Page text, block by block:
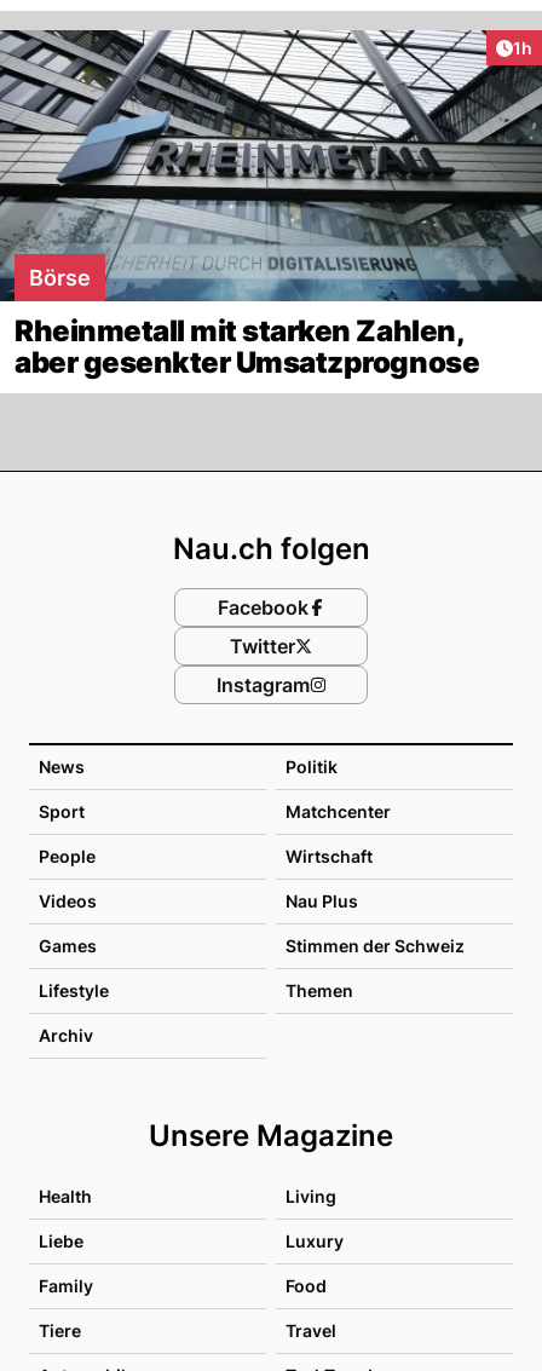
1h
Börse
Rheinmetall mit starken Zahlen,
aber gesenkter Umsatzprognose
News Politik
Sport Matchcenter
People Wirtschaft
Videos Nau Plus
Games Stimmen der Schweiz
Lifestyle Themen
Archiv
Unsere Magazine
Health Living
Liebe Luxury
Family Food
Tiere Travel
Nau.ch folgen
Facebook
Twitter
Instagram